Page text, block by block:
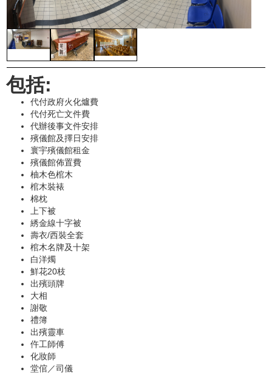
包括:
代付政府火化爐費
代付死亡文件費
代辦後事文件安排
殯儀館及擇日安排
寰宇殯儀館租金
殯儀館佈置費
柚木色棺木
棺木裝裱
棉枕
上下被
綉金線十字被
壽衣/西裝全套
棺木名牌及十架
白洋燭
鮮花20枝
出殯頭牌
大相
謝敬
禮簿
出殯靈車
仵工師傅
化妝師
堂倌／司儀